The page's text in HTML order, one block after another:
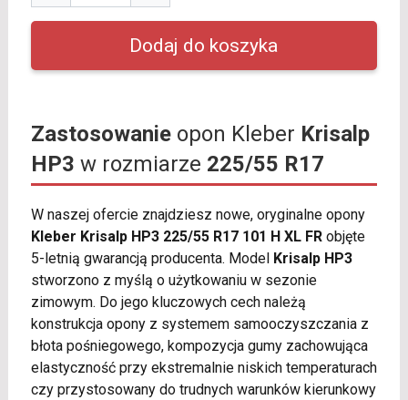
Zastosowanieopon Kleber Krisalp
HP3 w rozmiarze 225/55 R17
W naszej ofercie znajdziesz nowe, oryginalne opony
Kleber Krisalp HP3 225/55 R17 101 H XL FRobjęte
5-letnią gwarancją producenta. Model Krisalp HP3
stworzono z myślą o użytkowaniu w sezonie
zimowym. Do jego kluczowych cech należą
konstrukcja opony z systemem samooczyszczania z
błota pośniegowego, kompozycja gumy zachowująca
elastyczność przy ekstremalnie niskich temperaturach
czy przystosowany do trudnych warunków kierunkowy